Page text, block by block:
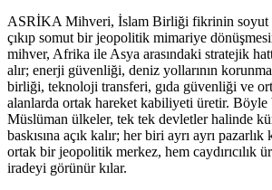
ASRİKA Mihveri, İslam Birliği fikrinin soyut
çıkıp somut bir jeopolitik mimariye
mihver, Afrika ile Asya arasındaki stratejik
alır; enerji güvenliği, deniz yollarının
birliği, teknoloji transferi, gıda güvenliği ve
alanlarda ortak hareket kabiliyeti üretir. Böyle
Müslüman ülkeler, tek tek devletler halinde
baskısına açık kalır; her biri ayrı ayrı
ortak bir jeopolitik merkez, hem caydırıcılık
iradeyi görünür kılar.